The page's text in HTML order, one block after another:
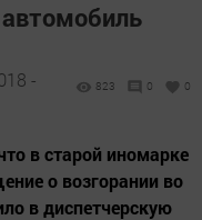
-
823 0 0
в старой иномарке
о возгорании во
в диспетчерскую